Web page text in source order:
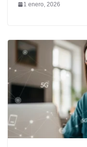
1 enero, 2026